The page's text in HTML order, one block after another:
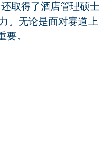
取得了酒店管理硕
。无论是面对赛道
要。